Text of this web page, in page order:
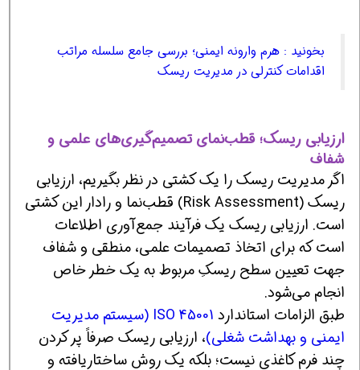
بخونید : هرم وارونه ایمنی؛ بررسی جامع سلسله مراتب
اقدامات کنترلی در مدیریت ریسک
ارزیابی ریسک؛ قطب‌نمای تصمیم‌گیری‌های علمی و
شفاف
اگر مدیریت ریسک را یک کشتی در نظر بگیریم، ارزیابی
ریسک (Risk Assessment) قطب‌نما و رادار این کشتی
است. ارزیابی ریسک یک فرآیند جمع‌آوری اطلاعات
است که برای اتخاذ تصمیمات علمی، منطقی و شفاف
جهت تعیین سطح ریسکِ مربوط به یک خطر خاص
انجام می‌شود.
طبق الزامات استاندارد
ISO 45001 (سیستم مدیریت
ایمنی و بهداشت شغلی)، ارزیابی ریسک صرفاً پر کردن
چند فرم کاغذی نیست؛ بلکه یک روش ساختاریافته و